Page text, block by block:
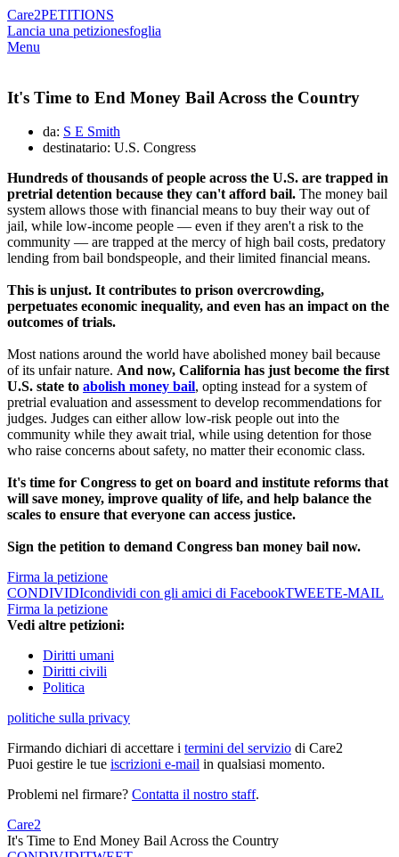
Care2PETITIONS
Lancia una petizionesfoglia
Menu
It's Time to End Money Bail Across the Country
da: S E Smith
destinatario: U.S. Congress
Hundreds of thousands of people across the U.S. are trapped in
pretrial detention because they can't afford bail. The money bail
system allows those with financial means to buy their way out of
jail, while low-income people — even if they aren't a risk to the
community — are trapped at the mercy of high bail costs, predatory
lending from bail bondspeople, and their limited financial means.
This is unjust. It contributes to prison overcrowding,
perpetuates economic inequality, and even has an impact on the
outcomes of trials.
Most nations around the world have abolished money bail because
of its unfair nature. And now, California has just become the first
U.S. state to abolish money bail, opting instead for a system of
pretrial evaluation and assessment to develop recommendations for
judges. Judges can either allow low-risk people out into the
community while they await trial, while using detention for those
who raise concerns about safety, no matter their economic class.
It's time for Congress to get on board and institute reforms that
will save money, improve quality of life, and help balance the
scales to ensure that everyone can access justice.
Sign the petition to demand Congress ban money bail now.
Firma la petizione
CONDIVIDIcondividi con gli amici di FacebookTWEETE-MAIL
Firma la petizione
Vedi altre petizioni:
Diritti umani
Diritti civili
Politica
politiche sulla privacy
Firmando dichiari di accettare i termini del servizio di Care2
Puoi gestire le tue iscrizioni e-mail in qualsiasi momento.
Problemi nel firmare? Contatta il nostro staff.
Care2
It's Time to End Money Bail Across the Country